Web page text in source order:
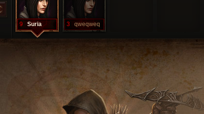
9 Suria 3 qweqweq